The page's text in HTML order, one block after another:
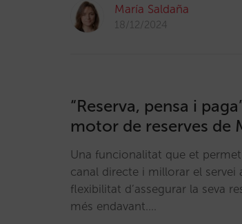
María Saldaña
18/12/2024
“Reserva, pensa i
motor de reserves de
Una funcionalitat que et
canal directe i millorar el servei
flexibilitat d’assegurar la seva
més endavant.…